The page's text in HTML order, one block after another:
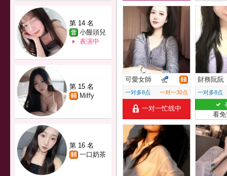
第 14 名
小饅頭兒
表演中
第 15 名
Miffy
第 16 名
一口奶茶
可愛女師
一对多8点 一对一30点
一对一忙线中
財務阮阮
一对多8点
看